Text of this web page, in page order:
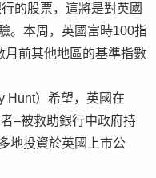
的股票，這將是對英國
。本周，英國富時100指
前其他地區的基準指數
Hunt）希望，英國在
–被救助銀行中政府持
地投資於英國上市公